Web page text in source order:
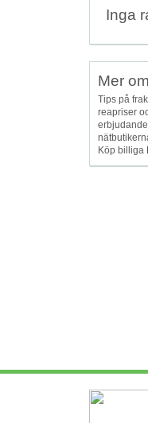
Inga
Mer
Tips på
reapriser
Köp billiga